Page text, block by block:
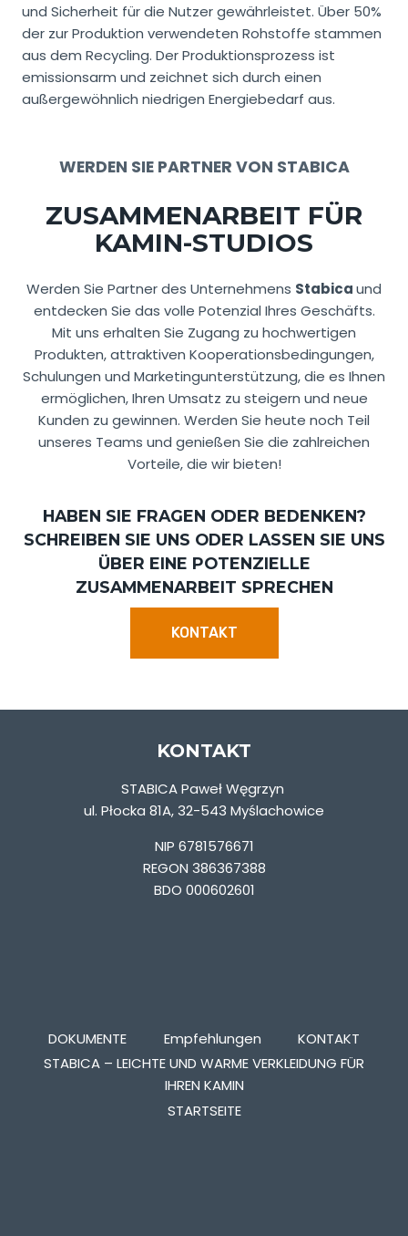
und Sicherheit für die Nutzer gewährleistet. Über 50%
der zur Produktion verwendeten Rohstoffe stammen
aus dem Recycling. Der Produktionsprozess ist
emissionsarm und zeichnet sich durch einen
außergewöhnlich niedrigen Energiebedarf aus.
WERDEN SIE PARTNER VON STABICA
ZUSAMMENARBEIT FÜR
KAMIN-STUDIOS
Werden Sie Partner des Unternehmens Stabicaund
entdecken Sie das volle Potenzial Ihres Geschäfts.
Mit uns erhalten Sie Zugang zu hochwertigen
Produkten, attraktiven Kooperationsbedingungen,
Schulungen und Marketingunterstützung, die es Ihnen
ermöglichen, Ihren Umsatz zu steigern und neue
Kunden zu gewinnen. Werden Sie heute noch Teil
unseres Teams und genießen Sie die zahlreichen
Vorteile, die wir bieten!
HABEN SIE FRAGEN ODER BEDENKEN?
SCHREIBEN SIE UNS ODER LASSEN SIE UNS
ÜBER EINE POTENZIELLE
ZUSAMMENARBEIT SPRECHEN
KONTAKT
KONTAKT
STABICA Paweł Węgrzyn
ul. Płocka 81A, 32-543 Myślachowice
NIP 6781576671
REGON 386367388
BDO 000602601
DOKUMENTE Empfehlungen
KONTAKT
STABICA – LEICHTE UND WARME VERKLEIDUNG FÜR
IHREN KAMIN
STARTSEITE